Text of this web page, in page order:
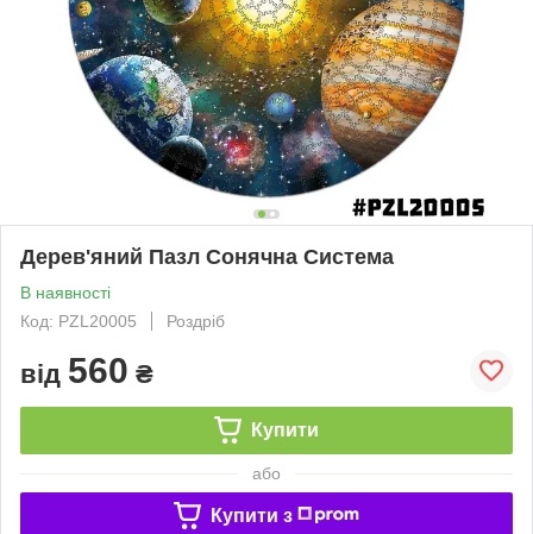
Дерев'яний Пазл Сонячна Система
В наявності
Код: PZL20005
Роздріб
від 560 ₴
Купити
або
Купити з